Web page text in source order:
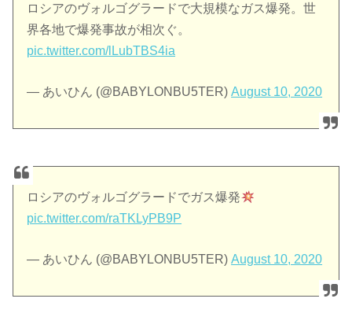
ロシアのヴォルゴグラードで大規模なガス爆発。世
界各地で爆発事故が相次ぐ。
pic.twitter.com/lLubTBS4ia
— あいひん (@BABYLONBU5TER)August 10, 2020
ロシアのヴォルゴグラードでガス爆発
pic.twitter.com/raTKLyPB9P
— あいひん (@BABYLONBU5TER)August 10, 2020